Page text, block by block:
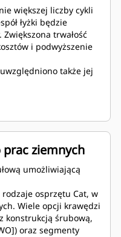
większej liczby cykli
łyżki będzie
trwałość
i podwyższenie
także jej
także zapewnia
ziemnych
umożliwiającą
rodzaje osprzętu Cat, w
Wiele opcji krawędzi
konstrukcją śrubową,
oraz segmenty